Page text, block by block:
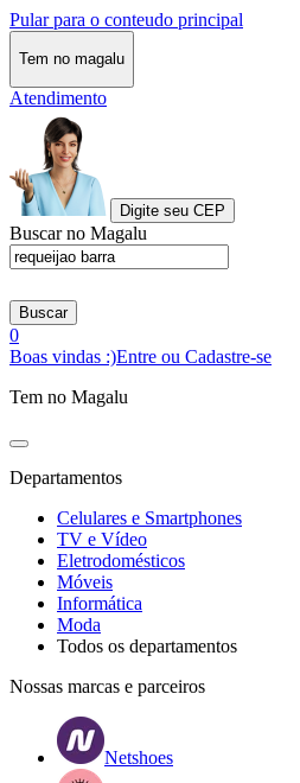
Pular para o conteudo principal
Tem no magalu
Atendimento
Digite seu CEP
Buscar no Magalu
Buscar
0
Boas vindas :)Entre ou Cadastre-se
Tem no Magalu
Departamentos
Celulares e Smartphones
TV e Vídeo
Eletrodomésticos
Móveis
Informática
Moda
Todos os departamentos
Nossas marcas e parceiros
Netshoes